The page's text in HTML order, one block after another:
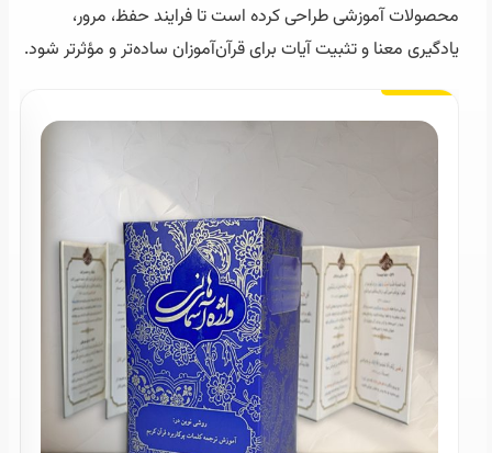
محصولات آموزشی طراحی کرده است تا فرایند حفظ، مرور،
یادگیری معنا و تثبیت آیات برای قرآن‌آموزان ساده‌تر و مؤثرتر شود.